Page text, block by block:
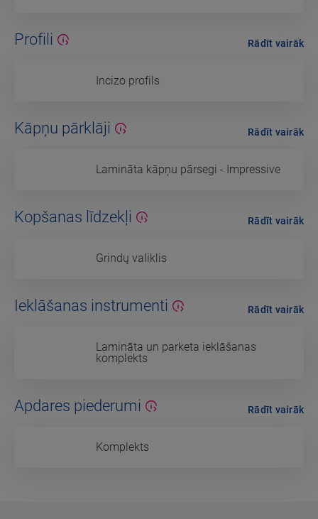
Profili
Incizo profils
Rādīt vairāk
Kāpņu pārklāji
Lamināta kāpņu pārsegi - Impressive
Rādīt vairāk
Kopšanas līdzekļi
Grindų valiklis
Rādīt vairāk
Ieklāšanas instrumenti
Lamināta un parketa ieklāšanas
komplekts
Rādīt vairāk
Apdares piederumi
Komplekts
Rādīt vairāk